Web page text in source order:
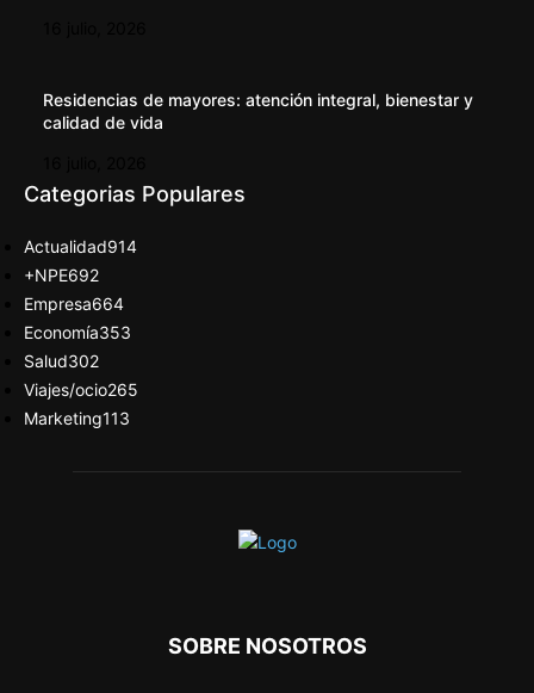
Residencias de mayores: atención integral, bienestar y
calidad de vida
Categorias Populares
Actualidad914
+NPE692
Empresa664
Economía353
Salud302
Viajes/ocio265
Marketing113
SOBRE NOSOTROS